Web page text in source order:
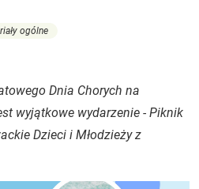
ogólne
Dnia Chorych na
wyjątkowe wydarzenie - Piknik
Dzieci i Młodzieży z